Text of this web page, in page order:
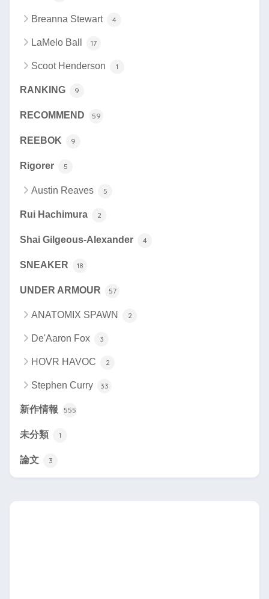
Breanna Stewart 4
LaMelo Ball 17
Scoot Henderson 1
RANKING 9
RECOMMEND 59
REEBOK 9
Rigorer 5
Austin Reaves 5
Rui Hachimura 2
Shai Gilgeous-Alexander 4
SNEAKER 18
UNDER ARMOUR 57
ANATOMIX SPAWN 2
De'Aaron Fox 3
HOVR HAVOC 2
Stephen Curry 33
新作情報 555
未分類 1
論文 3